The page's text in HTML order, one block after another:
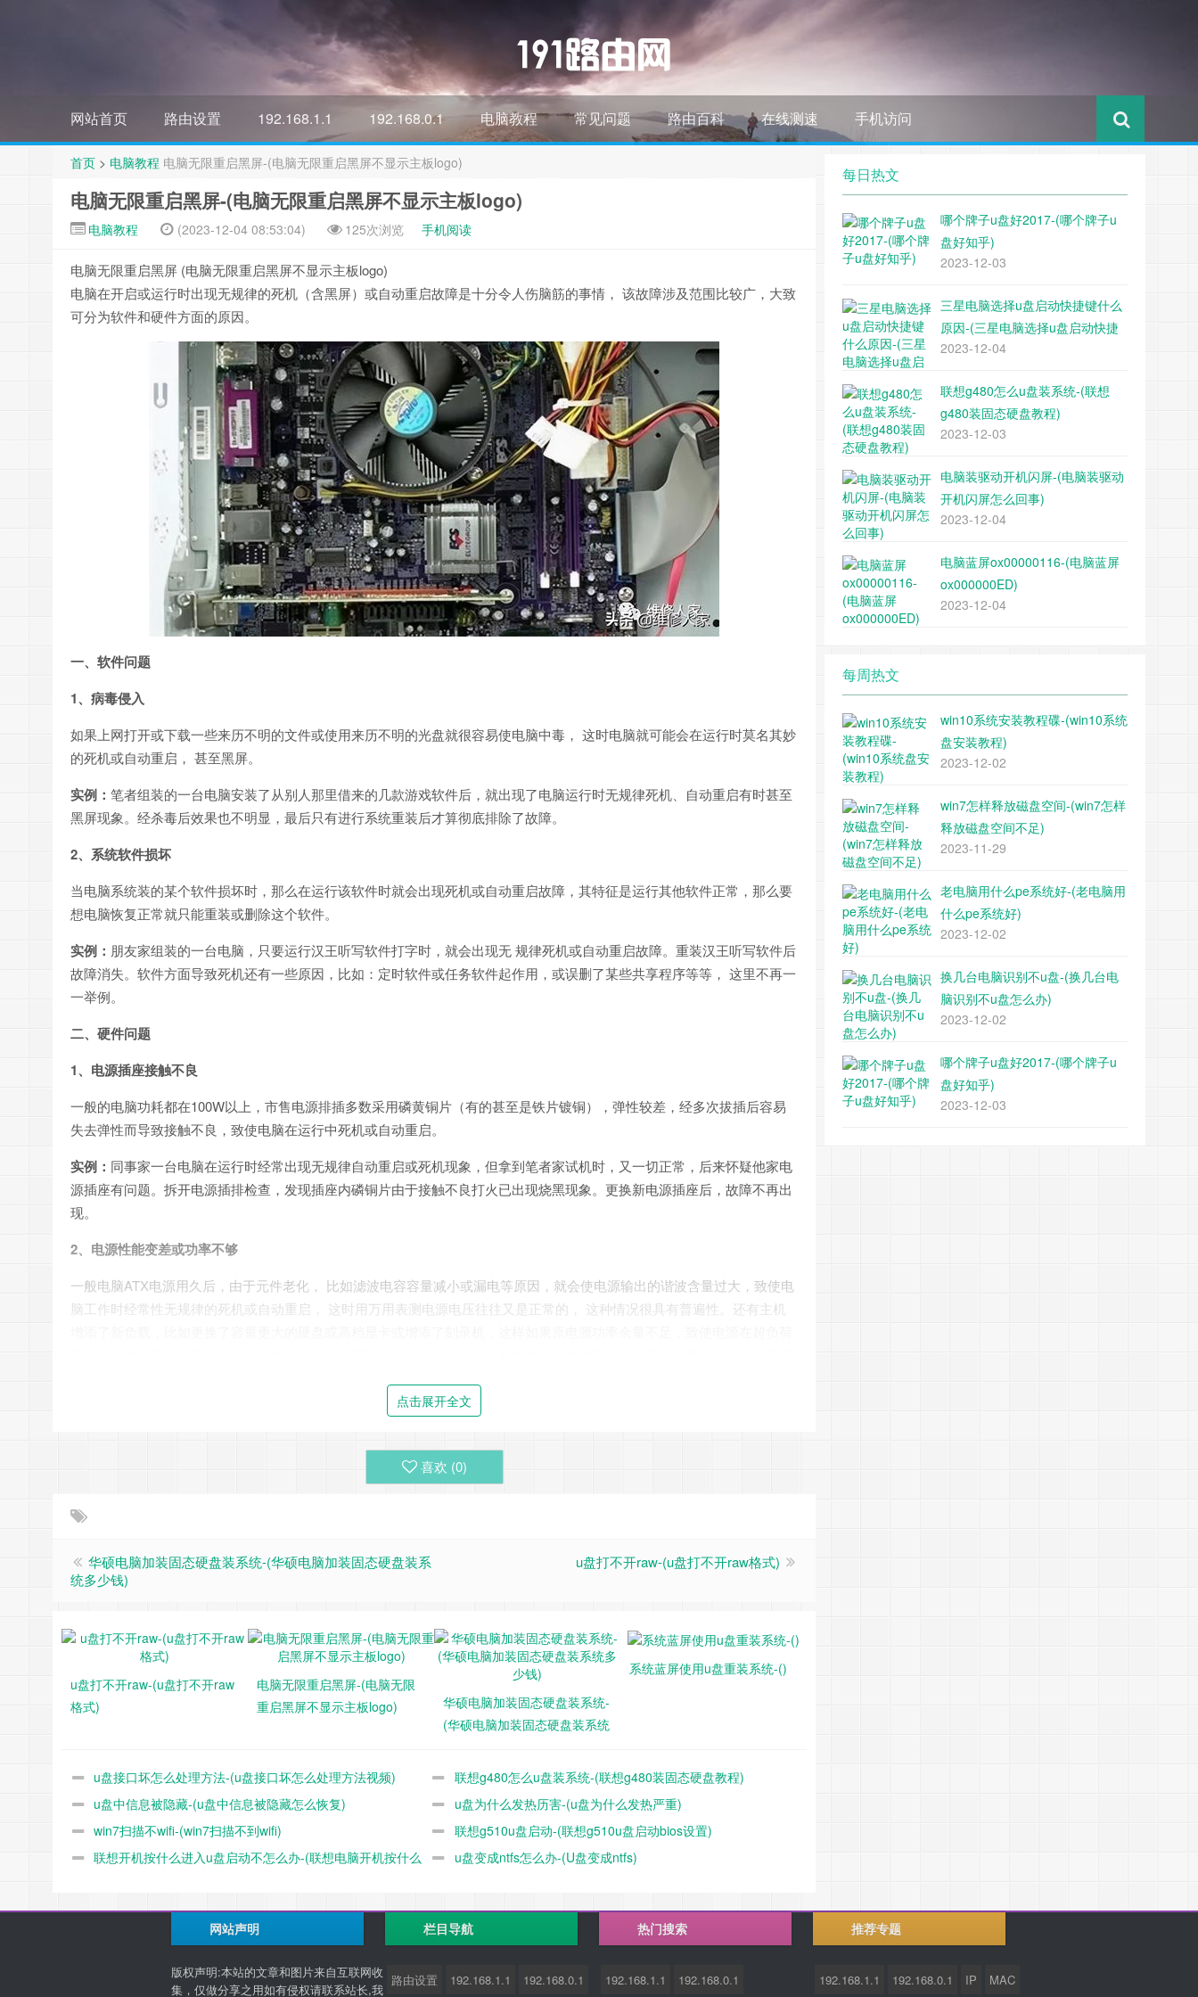
网站首页 路由设置 192.168.1.1 192.168.0.1 电脑教程 常见问题 路由百科 在线测速 手机访问
首页 > 电脑教程 电脑无限重启黑屏-(电脑无限重启黑屏不显示主板logo)
电脑无限重启黑屏-(电脑无限重启黑屏不显示主板logo)
电脑教程 (2023-12-04 08:53:04) 125次浏览 手机阅读
电脑无限重启黑屏 (电脑无限重启黑屏不显示主板logo)
电脑在开启或运行时出现无规律的死机（含黑屏）或自动重启故障是十分令人伤脑筋的事情， 该故障涉及范围比较广，大致
可分为软件和硬件方面的原因。
一、软件问题
1、病毒侵入
如果上网打开或下载一些来历不明的文件或使用来历不明的光盘就很容易使电脑中毒， 这时电脑就可能会在运行时莫名其妙
的死机或自动重启， 甚至黑屏。
实例： 笔者组装的一台电脑安装了从别人那里借来的几款游戏软件后，就出现了电脑运行时无规律死机、自动重启有时甚至
黑屏现象。经杀毒后效果也不明显，最后只有进行系统重装后才算彻底排除了故障。
2、系统软件损坏
当电脑系统装的某个软件损坏时，那么在运行该软件时就会出现死机或自动重启故障，其特征是运行其他软件正常，那么要
想电脑恢复正常就只能重装或删除这个软件。
实例： 朋友家组装的一台电脑，只要运行汉王听写软件打字时，就会出现无 规律死机或自动重启故障。重装汉王听写软件后
故障消失。软件方面导致死机还有一些原因，比如：定时软件或任务软件起作用，或误删了某些共享程序等等， 这里不再一
一举例。
二、硬件问题
1、电源插座接触不良
一般的电脑功耗都在100W以上，市售电源排插多数采用磷黄铜片（有的甚至是铁片镀铜），弹性较差，经多次拔插后容易
失去弹性而导致接触不良，致使电脑在运行中死机或自动重启。
实例： 同事家一台电脑在运行时经常出现无规律自动重启或死机现象，但拿到笔者家试机时，又一切正常，后来怀疑他家电
源插座有问题。拆开电源插排检查，发现插座内磷铜片由于接触不良打火已出现烧黑现象。更换新电源插座后，故障不再出
现。
2、电源性能变差或功率不够
一般电脑ATX电源用久后，由于元件老化， 比如滤波电容容量减小或漏电等原因，就会使电源输出的谐波含量过大，致使电
脑工作时经常性无规律的死机或自动重启， 这时用万用表测电源电压往往又是正常的， 这种情况很具有普遍性。还有主机
一台组装电脑，用Word软件打字时就出现无规律死机或 自动重启故障。但用“千千静听”软件播放音乐时，又能正常
问题。但经主板诊断卡检查，证实主板没有问题，忽然想起电源每次启动时，电源会发出很响的“嗡、嗡”声，冷机初次启动
更是明显。经查电源各路输出电压却正常， 电源板上电容也无鼓包、漏液现象，元件焊点也无开裂和虚焊现象。果断更换了
一台质量较好的长城牌ATX-300SD电源后，故障从此消失。
由于内存条插脚 （俗称金手指）较短，插入主板插槽的深度不足，加之宽度也较窄，故极易发生接触不良现象，从而引发电
实例：一台组装电脑，经常无规律死机或自动重启，有时干脆不能开机。开始以为是电源方面的问题， 但用替换法检查证明
不是电源方面的问题。当取下内存条用干净餐巾纸将内存条插脚（金手指）擦拭一遍后， 重新装上后故障排除。但过了一段
时间故障重现，照上法重试后电脑又正常工作了几天， 然后故障重现。又如法炮制，但有效期愈来愈短， 最后完全无效。
无奈只得将内存条插座排焊点在焊锡融化状态下，将插座左、右插脚逐一分别向左、向右拨一小位移 （注：印刷板下方焊脚
向左移动，上面插槽内的弹性片就向右移动）。其目的是使插槽内的弹片距离变小一点， 让弹片对金手指的夹持力增强，
若内存条插脚与插槽内弹片完全不通， 则刚开机时扬声器中会发出很响的“嘟”声。
4、显卡或声卡或网卡插脚与主板 插槽接触不良
主板上所安装的显卡、声卡、网卡同属电脑系统的一个组成部分，当电脑开机时 ，CPU会对系统上述设备进行检测，若上述
实例：一台组装电脑，开机进入Windows系统运行时就死机或自动重启。开始以为系统有问题，但重装系统后故障不变。后
来将主板上插的显卡拔下，用干净的餐巾纸将显卡插脚擦拭干净， 重新插紧试机，故障消失。
点击展开全文
喜欢 (0)
华硕电脑加装固态硬盘装系统-(华硕电脑加装固态硬盘装系
统多少钱)
u盘打不开raw-(u盘打不开raw格式)
u盘打不开raw-(u盘打不开raw
格式)
电脑无限重启黑屏-(电脑无限
重启黑屏不显示主板logo)
华硕电脑加装固态硬盘装系统-
(华硕电脑加装固态硬盘装系统
系统蓝屏使用u盘重装系统-()
u盘接口坏怎么处理方法-(u盘接口坏怎么处理方法视频)
联想g480怎么u盘装系统-(联想g480装固态硬盘教程)
u盘中信息被隐藏-(u盘中信息被隐藏怎么恢复)
u盘为什么发热历害-(u盘为什么发热严重)
win7扫描不wifi-(win7扫描不到wifi)
联想g510u盘启动-(联想g510u盘启动bios设置)
联想开机按什么进入u盘启动不怎么办-(联想电脑开机按什么
u盘变成ntfs怎么办-(U盘变成ntfs)
每日热文
哪个牌子u盘好2017-(哪个牌子u
盘好知乎)
2023-12-03
三星电脑选择u盘启动快捷键什么
原因-(三星电脑选择u盘启动快捷
键什么原因不能用)
2023-12-04
联想g480怎么u盘装系统-(联想
g480装固态硬盘教程)
2023-12-03
电脑装驱动开机闪屏-(电脑装驱动
开机闪屏怎么回事)
2023-12-04
电脑蓝屏ox00000116-(电脑蓝屏
ox000000ED)
2023-12-04
每周热文
win10系统安装教程碟-(win10系统
盘安装教程)
2023-12-02
win7怎样释放磁盘空间-(win7怎样
释放磁盘空间不足)
2023-11-29
老电脑用什么pe系统好-(老电脑用
什么pe系统好)
2023-12-02
换几台电脑识别不u盘-(换几台电
脑识别不u盘怎么办)
2023-12-02
哪个牌子u盘好2017-(哪个牌子u
盘好知乎)
2023-12-03
网站声明
版权声明:本站的文章和图片来自互联网收
集，仅做分享之用如有侵权请联系站长,我
栏目导航
路由设置 192.168.1.1 192.168.0.1
热门搜索
192.168.1.1 192.168.0.1
推荐专题
192.168.1.1 192.168.0.1 IP MAC